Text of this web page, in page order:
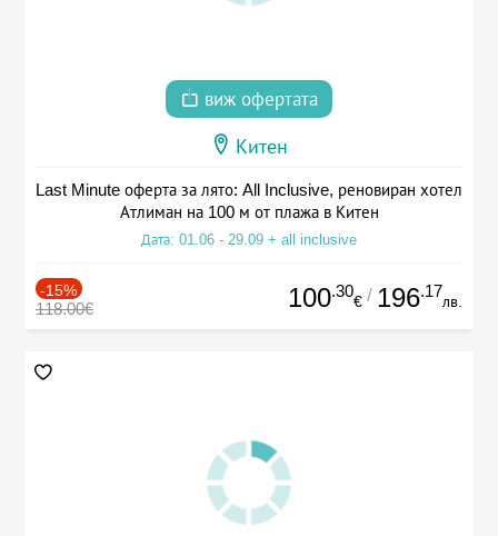
виж офертата
Китен
Last Minute оферта за лято: All Inclusive, реновиран хотел
Атлиман на 100 м от плажа в Китен
Дата: 01.06 - 29.09 + all inclusive
-15%
118.00€ 100.30
€ / 196.17
лв.